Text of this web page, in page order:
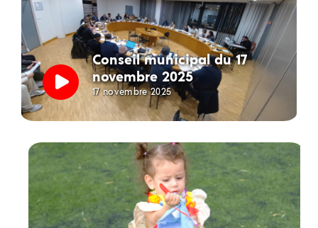
Conseil municipal du 17
novembre 2025
17 novembre 2025